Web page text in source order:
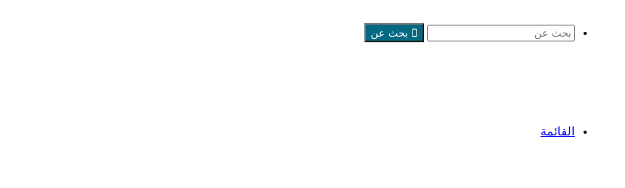
بحث عن
القائمة